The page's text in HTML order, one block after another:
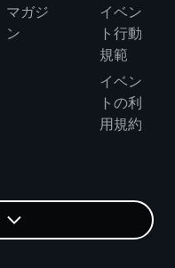
マガジ
ン
イベン
ト行動
規範
イベン
トの利
用規約